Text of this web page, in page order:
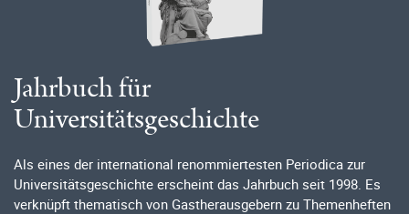
Jahrbuch für
Universitätsgeschichte
Als eines der international renommiertesten Periodica zur
Universitätsgeschichte erscheint das Jahrbuch seit 1998. Es
verknüpft thematisch von Gastherausgebern zu Themenheften